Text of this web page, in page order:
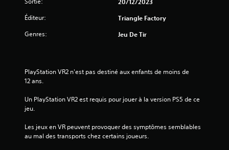
p
l
c
o
Éditeur: Triangle Factory
Genres: Jeu De Tir
PlayStation VR2 n'est pas destiné aux enfants de moins de
12 ans.
Un PlayStation VR2 est requis pour jouer à la version PS5 de ce
jeu.
Les jeux en VR peuvent provoquer des symptômes semblables
au mal des transports chez certains joueurs.